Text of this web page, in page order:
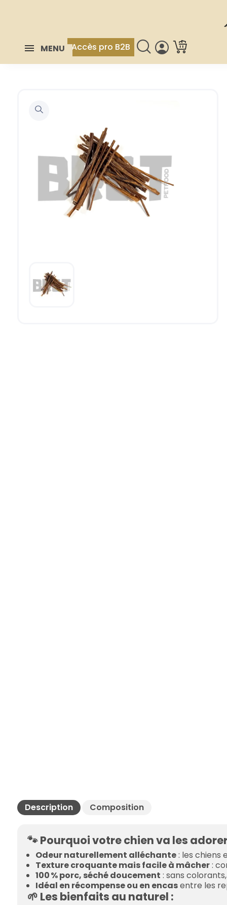
MENU Accès pro B2B
Description Composition
🐾 Pourquoi votre chien va les
Odeur naturellement alléchante: les chiens
Texture croquante mais facile à mâcher:
100 % porc, séché doucement : sans
Idéal en récompense ou en encasentre les
🌱 Les bienfaits au naturel :